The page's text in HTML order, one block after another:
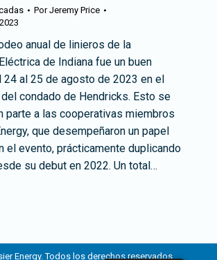
PorJeremy Price
anual de linieros de la
de Indiana fue un buen
24 al 25 de agosto de 2023 en el
condado de Hendricks. Esto se
parte a las cooperativas miembros
que desempeñaron un papel
el evento, prácticamente duplicando
su debut en 2022. Un total…
Energy. Todos los derechos reservados.